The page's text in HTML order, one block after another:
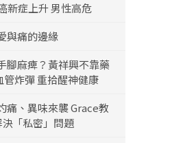
新症上升 男性高危
與痛的邊緣
腳麻痺？黃祥興不靠藥
管炸彈 重拾醒神健康
痛、異味來襲 Grace教
「私密」問題